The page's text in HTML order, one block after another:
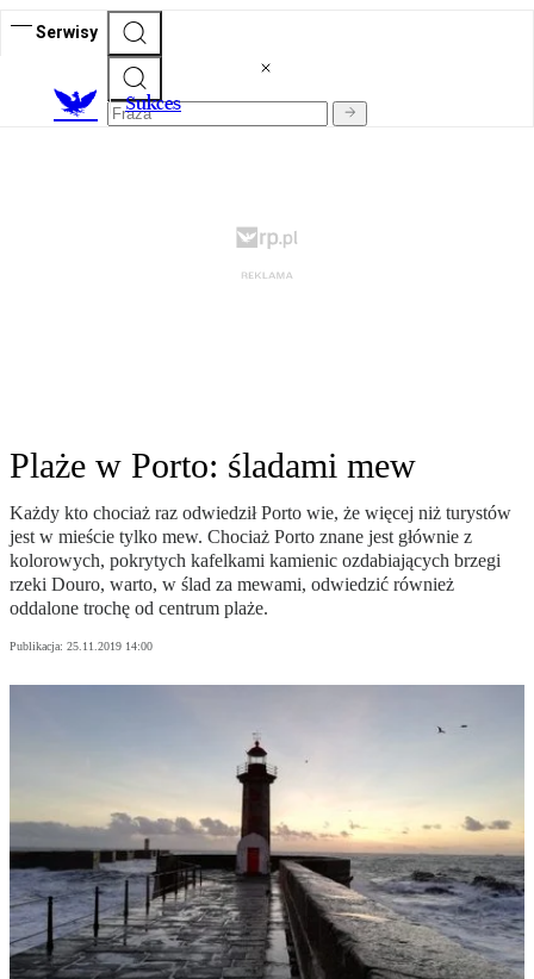
Serwisy
Sukces
Plaże w Porto: śladami mew
Każdy kto chociaż raz odwiedził Porto wie, że więcej niż turystów
jest w mieście tylko mew. Chociaż Porto znane jest głównie z
kolorowych, pokrytych kafelkami kamienic ozdabiających brzegi
rzeki Douro, warto, w ślad za mewami, odwiedzić również
oddalone trochę od centrum plaże.
Publikacja: 25.11.2019 14:00